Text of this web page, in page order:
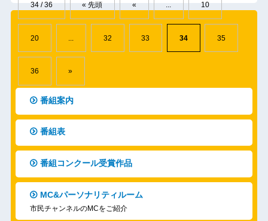
34 / 36 « 先頭 « ... 10
20 32 33 34 35
36 »
番組案内
番組表
番組コンクール受賞作品
MC&パーソナリティルーム
市民チャンネルのMCをご紹介